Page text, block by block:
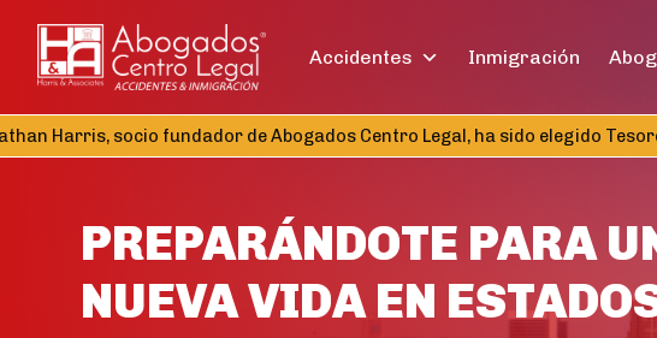
Accidentes Inmigración
Harris, socio fundador de Abogados Centro Legal, ha sido elegido
PREPARÁNDOTE PARA
NUEVA VIDA EN